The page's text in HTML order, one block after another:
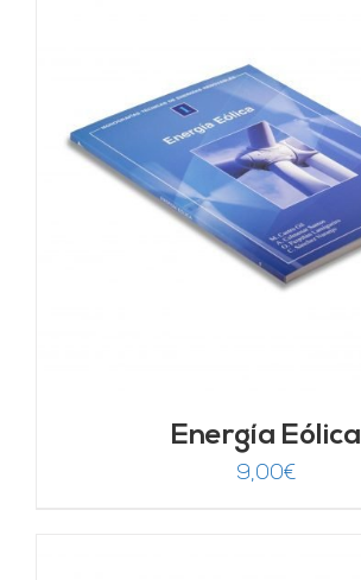
Energía Eólica
9,00€